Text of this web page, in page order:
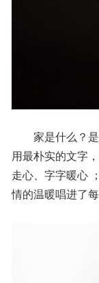
家是什么？
用最朴实的文字
走心、字字暖心
情的温暖唱进了每